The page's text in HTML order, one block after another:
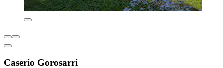
Caserio Gorosarri